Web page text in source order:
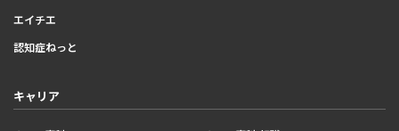
エイチエ
認知症ねっと
キャリア